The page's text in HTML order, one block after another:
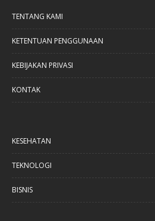
TENTANG KAMI
KETENTUAN PENGGUNAAN
KEBIJAKAN PRIVASI
KONTAK
KESEHATAN
TEKNOLOGI
BISNIS